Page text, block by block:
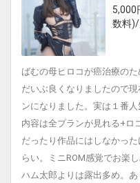
5,000
数料)/
ばむの母ヒロコが癌治療の
だいぶ良くなりましたので
ンになりました。実は１番人
内容は全プランが見れる+‪ロ
だったり作品にはしなかっ
らい。ミニROM感覚でお楽し
ハム太郎よりは露出多め。あ